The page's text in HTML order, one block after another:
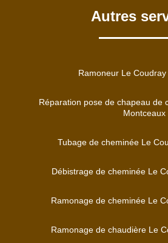
Autres
Ramoneur Le
Réparation pose de chapeau de
Montceaux
Tubage de cheminée Le
Débistrage de cheminée Le
Ramonage de cheminée Le
Ramonage de chaudière Le